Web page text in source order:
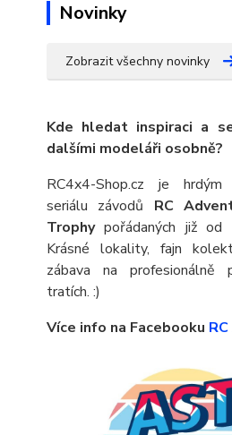
Novinky
Zobrazit všechny novinky
Kde hledat inspiraci a
dalšími modeláři osobně?
RC4x4-Shop.cz je hrdým
seriálu závodů RC
Trophypořádaných již od
Krásné lokality, fajn
zábava na profesionálně
tratích. :)
Více info na Facebooku